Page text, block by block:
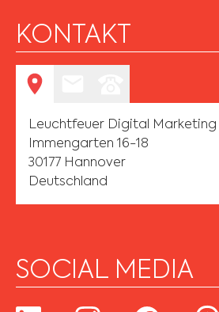
KONTAKT
Leuchtfeuer Digital Marketing
Immengarten 16-18
30177 Hannover
Deutschland
SOCIAL MEDIA